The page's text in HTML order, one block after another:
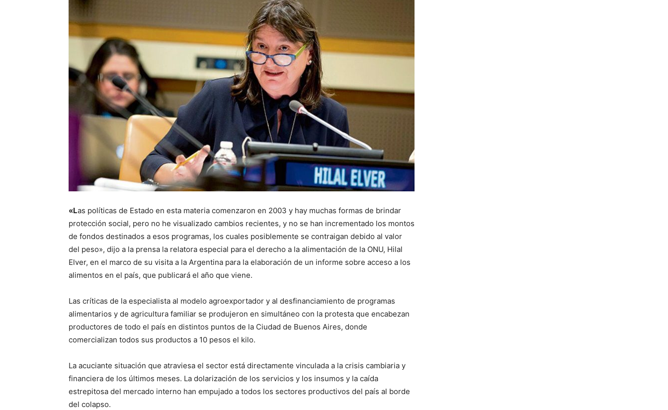
«Las políticas de Estado en esta materia comenzaron en 2003 y hay muchas formas de brindar
protección social, pero no he visualizado cambios recientes, y no se han incrementado los montos
de fondos destinados a esos programas, los cuales posiblemente se contraigan debido al valor
del peso», dijo a la prensa la relatora especial para el derecho a la alimentación de la ONU, Hilal
Elver, en el marco de su visita a la Argentina para la elaboración de un informe sobre acceso a los
alimentos en el país, que publicará el año que viene.
Las críticas de la especialista al modelo agroexportador y al desfinanciamiento de programas
alimentarios y de agricultura familiar se produjeron en simultáneo con la protesta que encabezan
productores de todo el país en distintos puntos de la Ciudad de Buenos Aires, donde
comercializan todos sus productos a 10 pesos el kilo.
La acuciante situación que atraviesa el sector está directamente vinculada a la crisis cambiaria y
financiera de los últimos meses. La dolarización de los servicios y los insumos y la caída
estrepitosa del mercado interno han empujado a todos los sectores productivos del país al borde
del colapso.